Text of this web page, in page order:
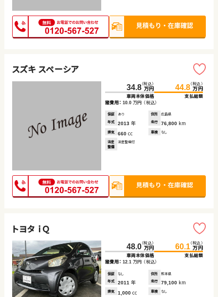
スズキ スペーシア
34.8（税込）
万円
車両本体価格
44.8（税込）
万円
支払総額
諸費用： 10.0 万円 （税込）
保証 あり 住所
広島県
年式
2013 年 走行 76,800 km
排気 660 cc 車検 なし
法定
整備
法定整備付
トヨタ ｉＱ
48.0（税込）
万円
車両本体価格
60.1（税込）
万円
支払総額
諸費用： 12.1 万円 （税込）
保証 なし 住所
熊本県
年式
2011 年 走行 79,100 km
排気 1,000 cc 車検 なし